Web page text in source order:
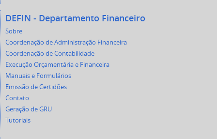
DEFIN - Departamento Financeiro
Sobre
Coordenação de Administração Financeira
Coordenação de Contabilidade
Execução Orçamentária e Financeira
Manuais e Formulários
Emissão de Certidões
Contato
Geração de GRU
Tutoriais